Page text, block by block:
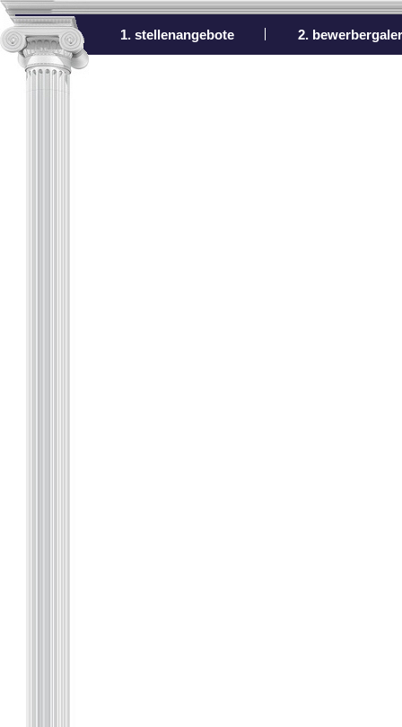
1. stellenangebote 2.